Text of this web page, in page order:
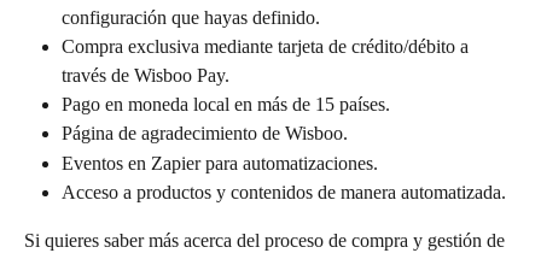
configuración que hayas definido.
Compra exclusiva mediante tarjeta de crédito/débito a
través de Wisboo Pay.
Pago en moneda local en más de 15 países.
Página de agradecimiento de Wisboo.
Eventos en Zapier para automatizaciones.
Acceso a productos y contenidos de manera automatizada.
Si quieres saber más acerca del proceso de compra y gestión de